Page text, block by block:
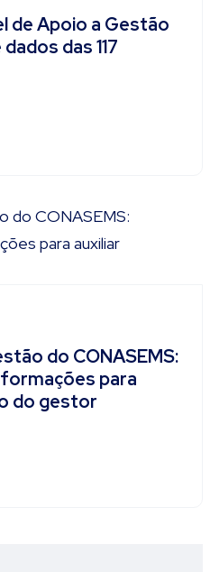
de Apoio a Gestão
das 117
do CONASEMS:
para
do gestor